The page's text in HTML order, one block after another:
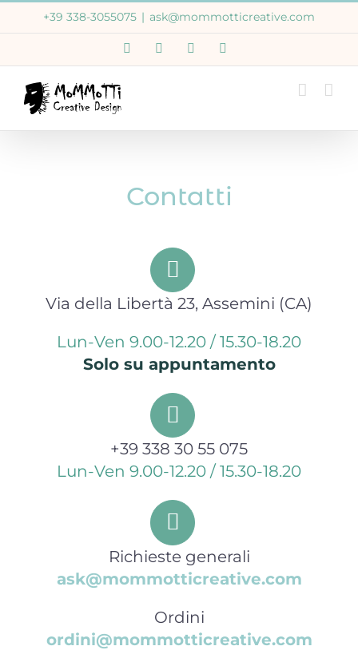
al
+39 338-3055075 | ask@mommotticreative.com
Email WhatsAppFacebook
Contatti
Via della Libertà 23, Assemini (CA)
Lun-Ven 9.00-12.20 / 15.30-18.20
Solo su appuntamento
+39 338 30 55 075
Lun-Ven 9.00-12.20 / 15.30-18.20
Richieste generali
ask@mommotticreative.com
Ordini
ordini@mommotticreative.com